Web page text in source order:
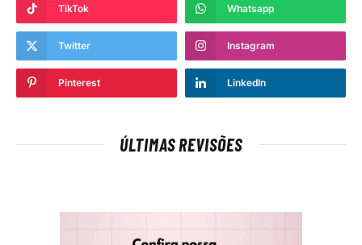
TikTok Whatsapp
Twitter Instagram
Pinterest LinkedIn
ÚLTIMAS REVISÕES